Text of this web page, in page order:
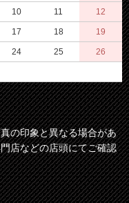
10 11 12
17 18 19
24 25 26
の印象と異なる場合があ
店などの店頭にてご確認